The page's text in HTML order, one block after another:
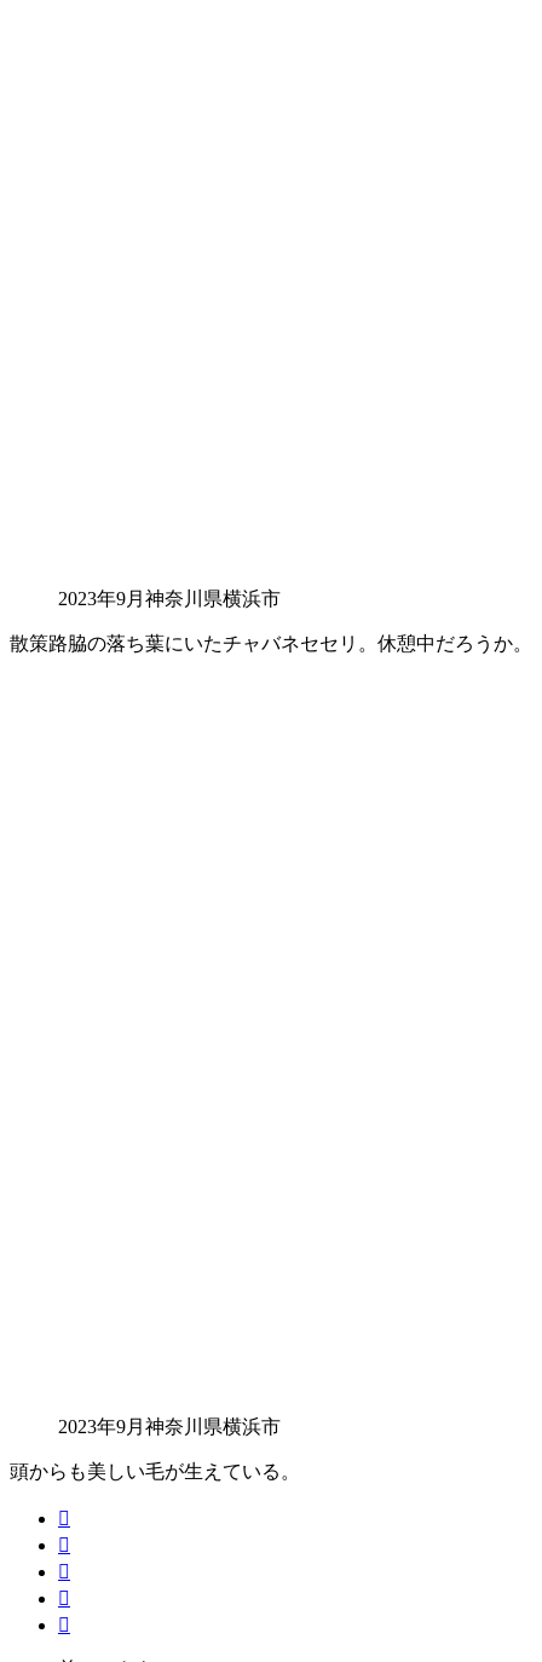
2023年9月神奈川県横浜市
散策路脇の落ち葉にいたチャバネセセリ。休憩中だろうか。
2023年9月神奈川県横浜市
頭からも美しい毛が生えている。